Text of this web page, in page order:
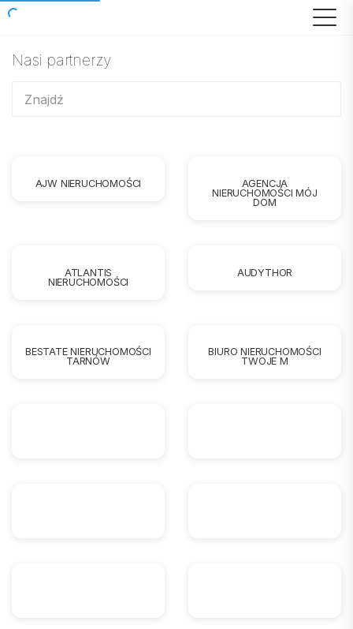
Nasi partnerzy
AJW NIERUCHOMOŚCI
AGENCJA
NIERUCHOMOŚCI MÓJ
DOM
ATLANTIS
NIERUCHOMOŚCI
AUDYTHOR
BESTATE NIERUCHOMOŚCI
TARNÓW
BIURO NIERUCHOMOŚCI
TWOJE M